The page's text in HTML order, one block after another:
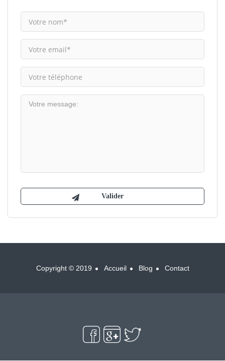
Copyright © 2019 Accueil Blog Contact